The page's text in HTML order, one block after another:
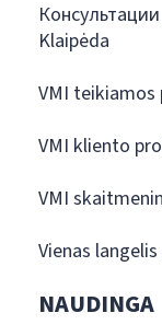
Klaipėda
VMI teikiamos
VMI kliento
VMI
Vienas
NAUDINGA